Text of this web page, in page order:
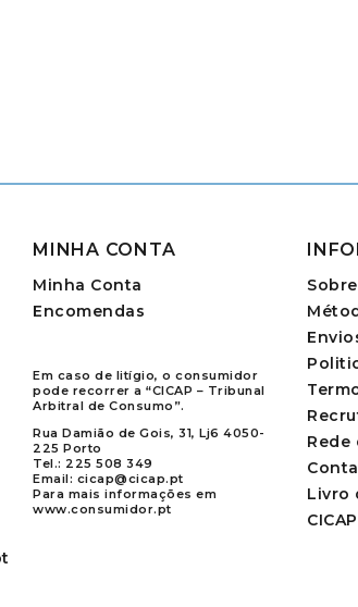
MINHA CONTA
Minha Conta
Encomendas
Em caso de litígio, o consumidor
pode recorrer a “CICAP – Tribunal
Arbitral de Consumo”.
Rua Damião de Gois, 31, Lj6 4050-
225 Porto
Tel.: 225 508 349
Email: cicap@cicap.pt
Para mais informações em
www.consumidor.pt
Rede
Livro
CICAP